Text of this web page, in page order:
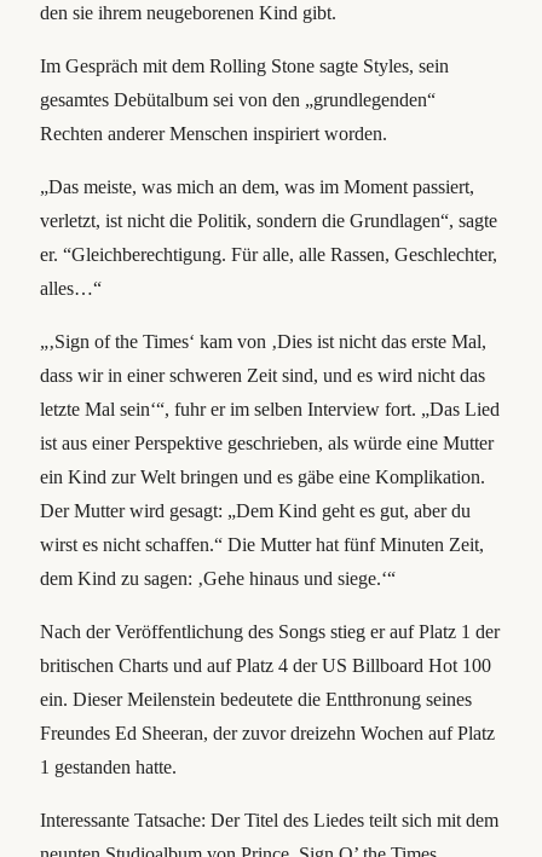
den sie ihrem neugeborenen Kind gibt.
Im Gespräch mit dem Rolling Stone sagte Styles, sein
gesamtes Debütalbum sei von den „grundlegenden“
Rechten anderer Menschen inspiriert worden.
„Das meiste, was mich an dem, was im Moment passiert,
verletzt, ist nicht die Politik, sondern die Grundlagen“, sagte
er. “Gleichberechtigung. Für alle, alle Rassen, Geschlechter,
alles…“
„‚Sign of the Times‘ kam von ‚Dies ist nicht das erste Mal,
dass wir in einer schweren Zeit sind, und es wird nicht das
letzte Mal sein‘“, fuhr er im selben Interview fort. „Das Lied
ist aus einer Perspektive geschrieben, als würde eine Mutter
ein Kind zur Welt bringen und es gäbe eine Komplikation.
Der Mutter wird gesagt: „Dem Kind geht es gut, aber du
wirst es nicht schaffen.“ Die Mutter hat fünf Minuten Zeit,
dem Kind zu sagen: ‚Gehe hinaus und siege.‘“
Nach der Veröffentlichung des Songs stieg er auf Platz 1 der
britischen Charts und auf Platz 4 der US Billboard Hot 100
ein. Dieser Meilenstein bedeutete die Entthronung seines
Freundes Ed Sheeran, der zuvor dreizehn Wochen auf Platz
1 gestanden hatte.
Interessante Tatsache: Der Titel des Liedes teilt sich mit dem